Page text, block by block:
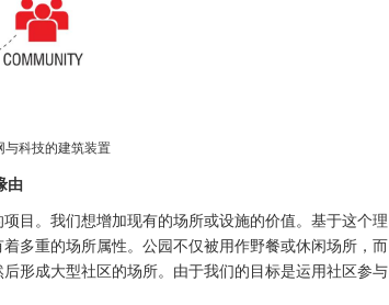
与科技的建筑装置
由
目。我们想增加现有的场所或设施的价值。基于这个理
多重的场所属性。公园不仅被用作野餐或休闲场所，而
形成大型社区的场所。由于我们的目标是运用社区参与